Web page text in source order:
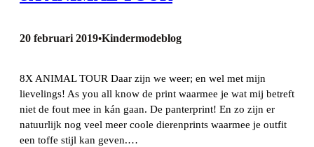
20 februari 2019•Kindermodeblog
8X ANIMAL TOUR Daar zijn we weer; en wel met mijn
lievelings! As you all know de print waarmee je wat mij betreft
niet de fout mee in kán gaan. De panterprint! En zo zijn er
natuurlijk nog veel meer coole dierenprints waarmee je outfit
een toffe stijl kan geven.…